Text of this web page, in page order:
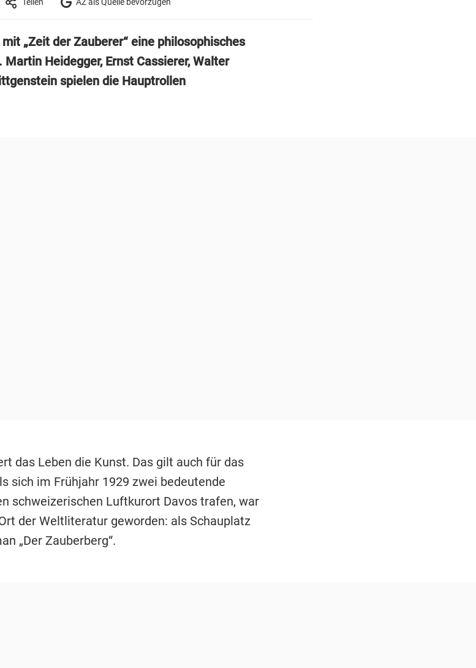
„Zeit der Zauberer“ eine philosophisches
Heidegger, Ernst Cassierer, Walter
spielen die Hauptrollen
das Leben die Kunst. Das gilt auch für das
sich im Frühjahr 1929 zwei bedeutende
schweizerischen Luftkurort Davos trafen, war
der Weltliteratur geworden: als Schauplatz
„Der Zauberberg“.